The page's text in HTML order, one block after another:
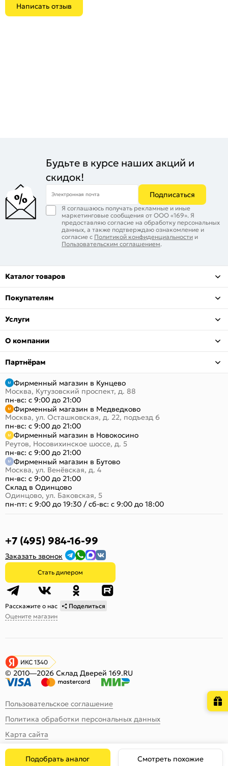
Подобрать аналог Смотреть похожие
Написать отзыв
Будьте в курсе наших акций и
скидок!
Электронная почта Подписаться
Я соглашаюсь получать рекламные и иные
маркетинговые сообщения от ООО «169». Я
предоставляю согласие на обработку персональных
данных, а также подтверждаю ознакомление и
согласие с Политикой конфиденциальности и
Пользовательским соглашением.
Каталог товаров
Покупателям
Услуги
О компании
Партнёрам
Фирменный магазин в Кунцево
Москва, Кутузовский проспект, д. 88
пн-вс: с 9:00 до 21:00
Фирменный магазин в Медведково
Москва, ул. Осташковская, д. 22, подъезд 6
пн-вс: с 9:00 до 21:00
Фирменный магазин в Новокосино
Реутов, Носовихинское шоссе, д. 5
пн-вс: с 9:00 до 21:00
Фирменный магазин в Бутово
Москва, ул. Венёвская, д. 4
пн-вс: с 9:00 до 21:00
Склад в Одинцово
Одинцово, ул. Баковская, 5
пн-пт: с 9:00 до 19:30 /сб-вс: с 9:00 до 18:00
+7 (495) 984-16-99
Заказать звонок
Стать дилером
Расскажите о нас
Поделиться
Оцените магазин
ИКС 1340
© 2010—2026 Склад Дверей 169.RU
Пользовательское соглашение
Политика обработки персональных данных
Карта сайта